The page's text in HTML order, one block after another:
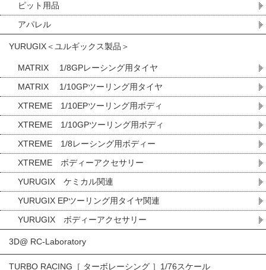
ピット用品
アパレル
YURUGIX＜ユルギックス製品＞
MATRIX 1/8GPレーシング用タイヤ
MATRIX 1/10GPツーリング用タイヤ
XTREME 1/10EPツーリング用ボディ
XTREME 1/10GPツーリング用ボディ
XTREME 1/8レーシング用ボディー
XTREME ボディーアクセサリー
YURUGIX ケミカル関連
YURUGIX EPツーリング用タイヤ関連
YURUGIX ボディーアクセサリー
3D@ RC-Laboratory
TURBO RACING［ ターボレーシング ］1/76スケール